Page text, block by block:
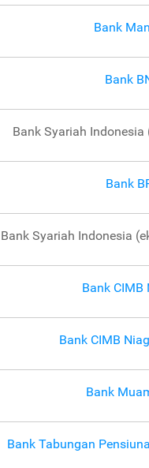
Bank
Bank
Bank Syariah Indonesia
Bank
Bank Syariah Indonesia
Bank CIMB
Bank CIMB
Bank
Bank Tabungan